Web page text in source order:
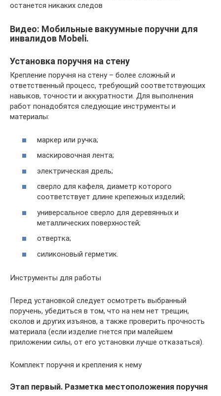
останется никаких следов
Видео: Мобильные вакуумные поручни для
инвалидов Mobeli.
Установка поручня на стену
Крепление поручня на стену – более сложный и
ответственный процесс, требующий соответствующих
навыков, точности и аккуратности. Для выполнения
работ понадобятся следующие инструменты и
материалы:
маркер или ручка;
маскировочная лента;
электрическая дрель;
сверло для кафеля, диаметр которого
соответствует длине крепежных изделий;
универсальное сверло для деревянных и
металлических поверхностей;
отвертка;
силиконовый герметик.
Инструменты для работы
Перед установкой следует осмотреть выбранный
поручень, убедиться в том, что на нем нет трещин,
сколов и других изъянов, а также проверить прочность
материала (если изделие гнется при малейшем
приложении силы, от его установки лучше отказаться).
Комплект поручня и крепления к нему
Этап первый. Разметка местоположения поручня